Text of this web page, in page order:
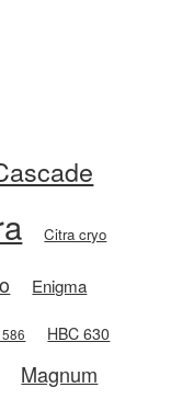
Citra cryo
Enigma
HBC 630
Magnum